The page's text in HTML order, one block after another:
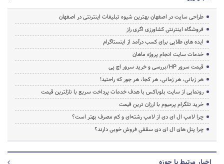
طراحی سایت در اصفهان بهترین شیوه تبلیغات اینترنتی در اصفهان
فروشگاه اینترنتی کشاورزی اگری راز
ایده های طلایی برای کسب درآمد از اینستاگرام
خدمات سایت انجام پروژه ماهان
قیمت سرور HP/بررسی و خرید سرور اچ پی
هر زبانی، هر زمانی، هر کجا، هر جور که راحتید!
رونمایی از سایت بلوباکس با هدف خدمات پرداخت سریع با نازلترین قیمت
خرید تلگرام پرمیوم با ارزان ترین قیمت
چرا لامپ ال ای دی از لامپ رشته‌ای و کم مصرف بهتر است؟
چرا پنل های ال ای دی سقفی فروش خوبی دارند؟